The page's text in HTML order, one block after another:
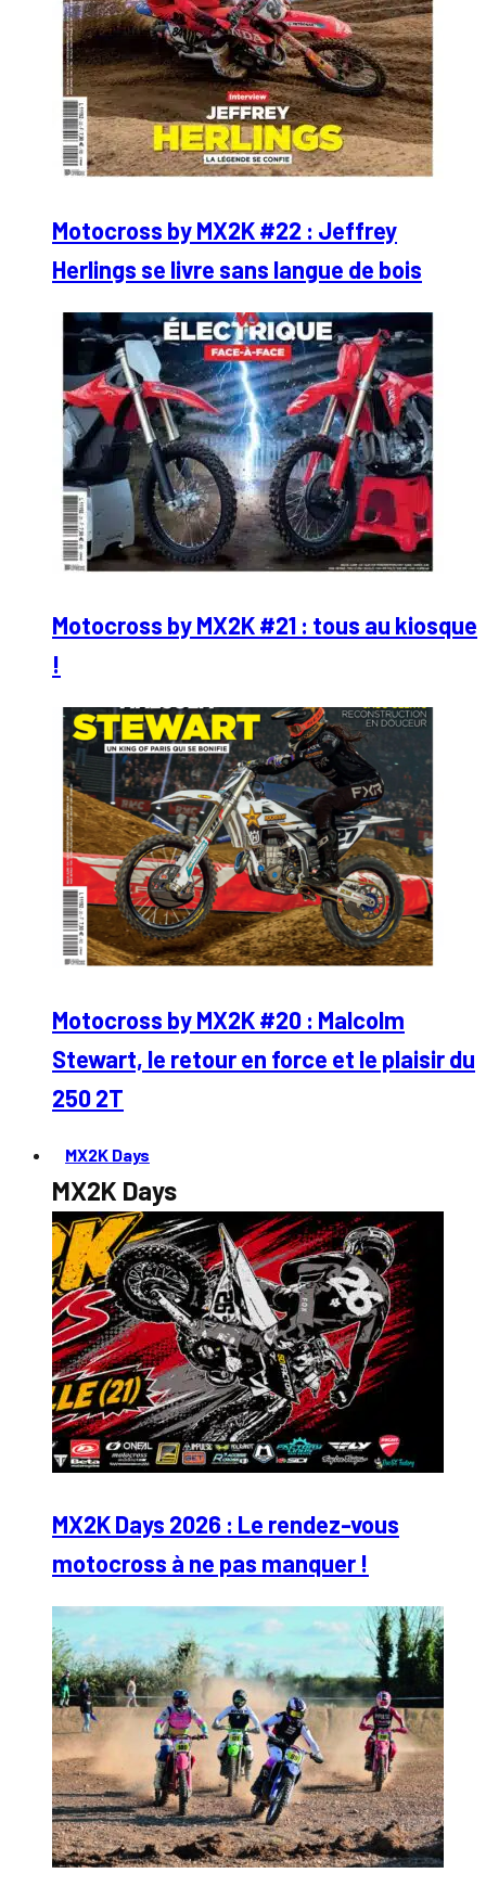
Motocross by MX2K #22 : Jeffrey
Herlings se livre sans langue de bois
Motocross by MX2K #21 : tous au kiosque
!
Motocross by MX2K #20 : Malcolm
Stewart, le retour en force et le plaisir du
250 2T
MX2K Days
MX2K Days
MX2K Days 2026 : Le rendez-vous
motocross à ne pas manquer !